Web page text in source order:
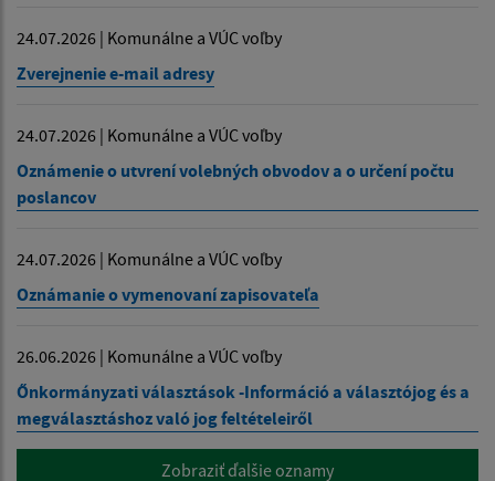
24.07.2026 | Komunálne a VÚC voľby
Zverejnenie e-mail adresy
24.07.2026 | Komunálne a VÚC voľby
Oznámenie o utvrení volebných obvodov a o určení počtu
poslancov
24.07.2026 | Komunálne a VÚC voľby
Oznámanie o vymenovaní zapisovateľa
26.06.2026 | Komunálne a VÚC voľby
Őnkormányzati választások -Információ a választójog és a
megválasztáshoz való jog feltételeiről
Zobraziť ďalšie oznamy